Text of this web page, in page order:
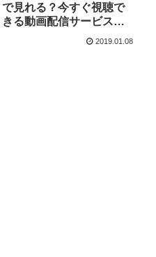
で見れる？今すぐ視聴で
きる動画配信サービスを
2019.01.08